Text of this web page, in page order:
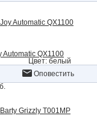
Automatic QX1100
Цвет: белый
Оповестить